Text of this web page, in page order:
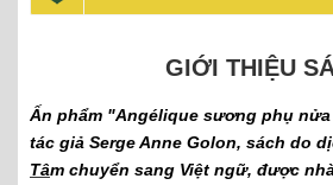
GIỚI THIỆU
Ấn phẩm "Angélique sương phụ
tác giả Serge Anne Golon, sách do
Tâm chuyển sang Việt ngữ, được